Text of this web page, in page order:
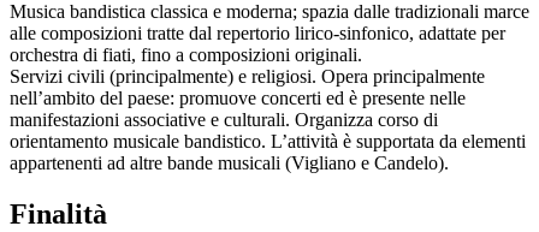
Musica bandistica classica e moderna; spazia dalle tradizionali marce
alle composizioni tratte dal repertorio lirico-sinfonico, adattate per
orchestra di fiati, fino a composizioni originali.
Servizi civili (principalmente) e religiosi. Opera principalmente
nell’ambito del paese: promuove concerti ed è presente nelle
manifestazioni associative e culturali. Organizza corso di
orientamento musicale bandistico. L’attività è supportata da elementi
appartenenti ad altre bande musicali (Vigliano e Candelo).
Finalità